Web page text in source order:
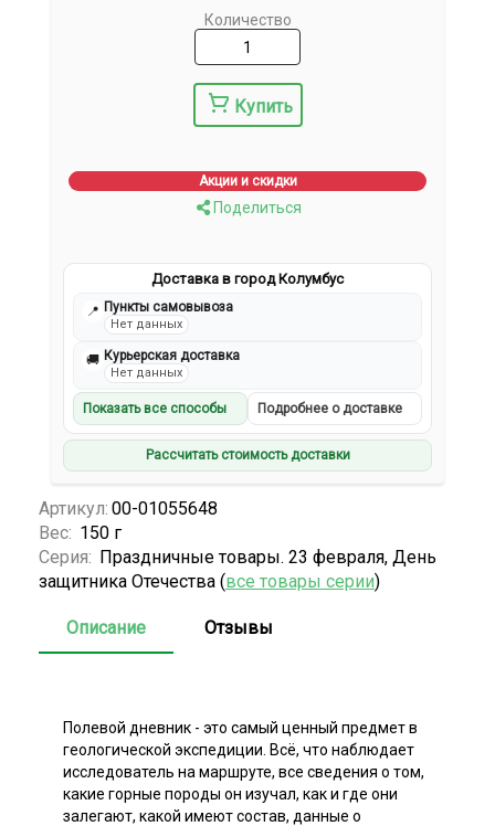
Количество
Купить
Акции и скидки
Поделиться
Доставка в город Колумбус
📍 Пункты самовывоза
Нет данных
🚚 Курьерская доставка
Нет данных
Показать все способы Подробнее о доставке
Рассчитать стоимость доставки
Артикул: 00-01055648
Вес: 150 г
Серия: Праздничные товары. 23 февраля, День
защитника Отечества (все товары серии)
Описание Отзывы
Полевой дневник - это самый ценный предмет в
геологической экспедиции. Всё, что наблюдает
исследователь на маршруте, все сведения о том,
какие горные породы он изучал, как и где они
залегают, какой имеют состав, данные о